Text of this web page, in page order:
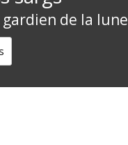
de la lune